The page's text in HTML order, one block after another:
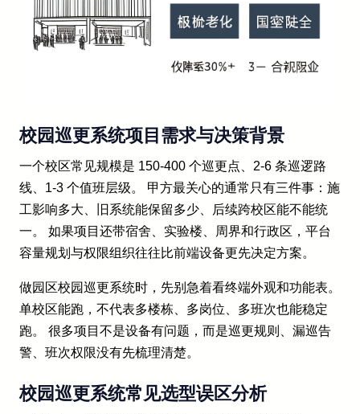
校园巡更系统项目需求与决策背景
一个校区常见规模是 150-400 个巡更点、2-6 条巡逻路
线、1-3 个值班层级。 甲方最关心的通常只有三件事：施
工影响多大、旧系统能保留多少、后续跨校区能不能统
一。 如果项目还带宿舍、实验楼、周界和行政区，平台
容量规划与权限组织往往比前端设备更先决定方案。
做园区校园巡更系统时，先别急着看终端外观和功能表。
单校区能跑，不代表多楼栋、多岗位、多班次也能稳定
跑。 很多项目不是设备有问题，而是巡更规则、漏巡告
警、班次权限没有先梳理清楚。
校园巡更系统常见选型误区分析